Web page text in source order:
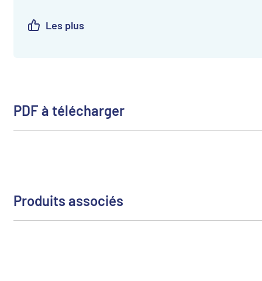
Les plus
PDF à télécharger
Produits associés